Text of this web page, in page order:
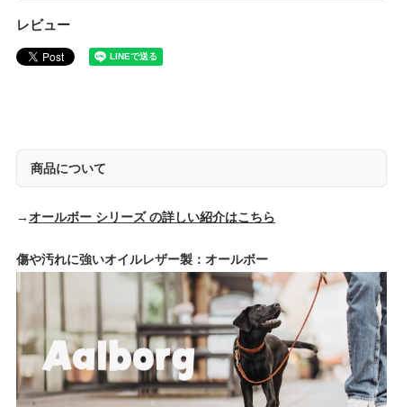
レビュー
商品について
→ オールボー シリーズ の詳しい紹介はこちら
傷や汚れに強いオイルレザー製：オールボー